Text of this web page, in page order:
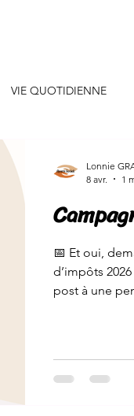
VIE QUOTIDIENNE
INSPIRATIONS
EVENEMENTS DE
ENERGIE/EAU
📅 Et oui,
d’impôts 2026 sur
post à une
#travailsocial
Lonnie
8 avr.
1